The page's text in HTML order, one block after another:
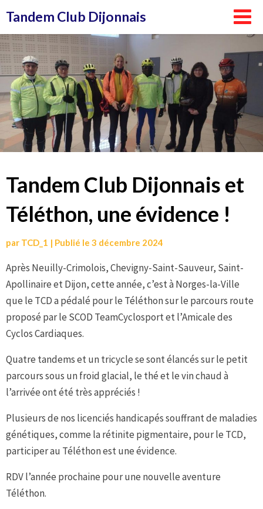
au
contenu
Tandem Club Dijonnais
Tandem Club Dijonnais et
Téléthon, une évidence !
par TCD_1 | Publié le 3 décembre 2024
Après Neuilly-Crimolois, Chevigny-Saint-Sauveur, Saint-
Apollinaire et Dijon, cette année, c’est à Norges-la-Ville
que le TCD a pédalé pour le Téléthon sur le parcours route
proposé par le SCOD TeamCyclosport et l’Amicale des
Cyclos Cardiaques.
Quatre tandems et un tricycle se sont élancés sur le petit
parcours sous un froid glacial, le thé et le vin chaud à
l’arrivée ont été très appréciés !
Plusieurs de nos licenciés handicapés souffrant de maladies
génétiques, comme la rétinite pigmentaire, pour le TCD,
participer au Téléthon est une évidence.
RDV l’année prochaine pour une nouvelle aventure
Téléthon.